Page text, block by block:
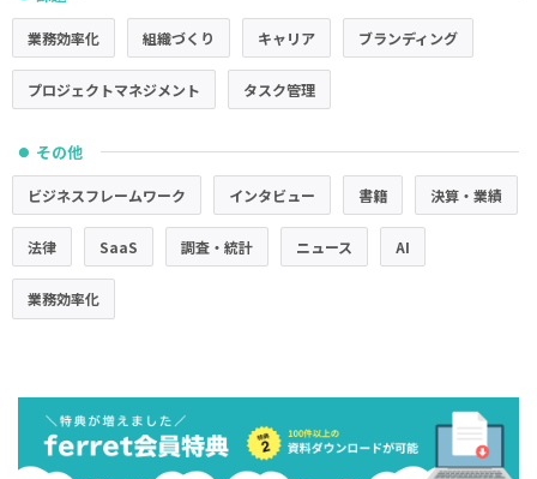
業務効率化 組織づくり キャリア ブランディング
プロジェクトマネジメント タスク管理
● その他
ビジネスフレームワーク インタビュー 書籍 決算・業績
法律 SaaS 調査・統計 ニュース AI
業務効率化